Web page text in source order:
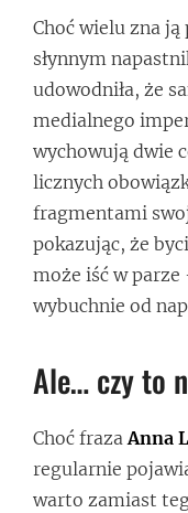
Choć wielu zna
słynnym
udowodniła, że
medialnego
wychowują dwie
licznych
fragmentami
pokazując, że
może iść w
wybuchnie od
Ale… czy to
Choć frazaAnna
regularnie
warto zamiast